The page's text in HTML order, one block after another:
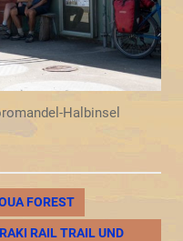
Halbinsel
FOREST
RAIL TRAIL UND